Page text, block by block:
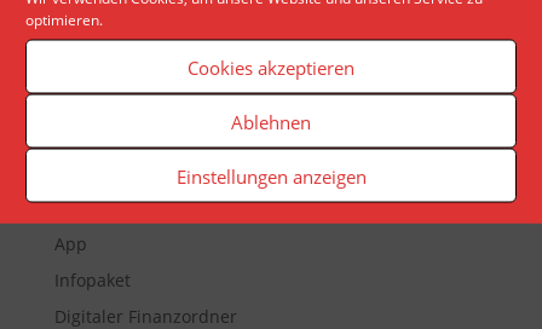
optimieren.
Cookies akzeptieren
Ablehnen
Einstellungen anzeigen
gibt es für deutsche Aktien.
Reporting
App
Infopaket
Digitaler Finanzordner